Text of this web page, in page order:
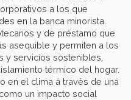
a los que
en la banca minorista.
y de préstamo que
asequible y permiten a los
y servicios sostenibles,
térmico del hogar.
en el clima a través de una
un impacto social